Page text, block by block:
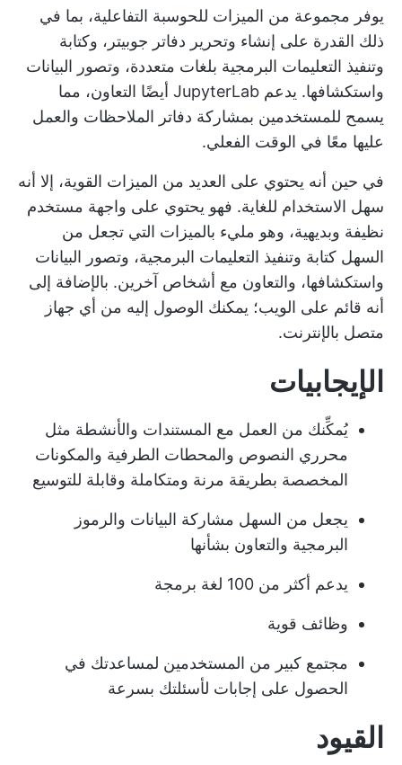
يوفر مجموعة من الميزات للحوسبة التفاعلية، بما في
ذلك القدرة على إنشاء وتحرير دفاتر جوبيتر، وكتابة
وتنفيذ التعليمات البرمجية بلغات متعددة، وتصور البيانات
واستكشافها. يدعم JupyterLab أيضًا التعاون، مما
يسمح للمستخدمين بمشاركة دفاتر الملاحظات والعمل
عليها معًا في الوقت الفعلي.
في حين أنه يحتوي على العديد من الميزات القوية، إلا أنه
سهل الاستخدام للغاية. فهو يحتوي على واجهة مستخدم
نظيفة وبديهية، وهو مليء بالميزات التي تجعل من
السهل كتابة وتنفيذ التعليمات البرمجية، وتصور البيانات
واستكشافها، والتعاون مع أشخاص آخرين. بالإضافة إلى
أنه قائم على الويب؛ يمكنك الوصول إليه من أي جهاز
متصل بالإنترنت.
الإيجابيات
يُمكِّنك من العمل مع المستندات والأنشطة مثل
محرري النصوص والمحطات الطرفية والمكونات
المخصصة بطريقة مرنة ومتكاملة وقابلة للتوسيع
يجعل من السهل مشاركة البيانات والرموز
البرمجية والتعاون بشأنها
يدعم أكثر من 100 لغة برمجة
وظائف قوية
مجتمع كبير من المستخدمين لمساعدتك في
الحصول على إجابات لأسئلتك بسرعة
القيود